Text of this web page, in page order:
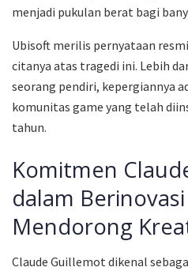
menjadi pukulan berat bagi
Ubisoft merilis pernyataan
citanya atas tragedi ini. Lebih
seorang pendiri, kepergiannya
komunitas game yang telah
tahun.
Komitmen
dalam
Mendorong
Claude Guillemot dikenal